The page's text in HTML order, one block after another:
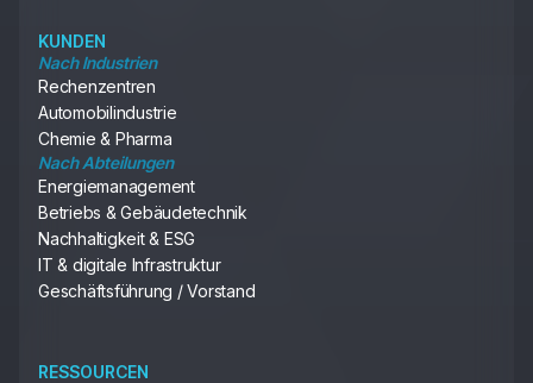
KUNDEN
Nach Industrien
Rechenzentren
Automobilindustrie
Chemie & Pharma
Nach Abteilungen
Energiemanagement
Betriebs & Gebäudetechnik
Nachhaltigkeit & ESG
IT & digitale Infrastruktur
Geschäftsführung / Vorstand
RESSOURCEN